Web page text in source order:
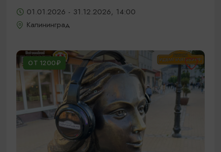
01.01.2026 - 31.12.2026, 14:00
Калининград
ОТ 1200₽